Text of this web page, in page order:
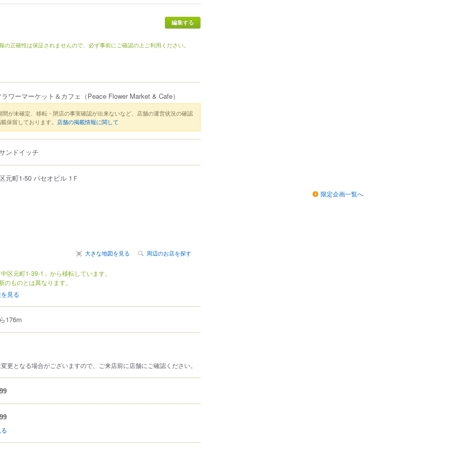
正確性は保証されませんので、必ず事前にご確認の上ご利用ください。
ワーマーケット＆カフェ （Peace Flower Market & Cafe）
間が未確定、移転・閉店の事実確認が出来ないなど、店舗の運営状況の確認
保留しております。 店舗の掲載情報に関して
ンドイッチ
元町1-50 パセオビル 1Ｆ
大きな地図を見る 周辺のお店を探す
区元町1-39-1」から移転しています。
ものとは異なります。
見る
176m
更となる場合がございますので、ご来店前に店舗にご確認ください。
限定企画一覧へ